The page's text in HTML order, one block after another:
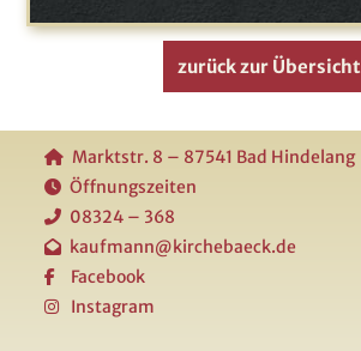
zurück zur Übersicht
Marktstr. 8 – 87541 Bad Hindelang
Öffnungszeiten
08324 – 368
kaufmann@kirchebaeck.de
Facebook
Instagram